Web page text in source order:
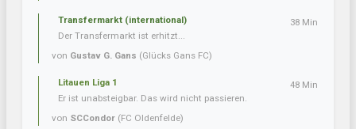
Transfermarkt (international)
Der Transfermarkt ist erhitzt...
von Gustav G. Gans (Glücks Gans FC)
38 Min
Litauen Liga 1
Er ist unabsteigbar. Das wird nicht passieren.
von SCCondor (FC Oldenfelde)
48 Min